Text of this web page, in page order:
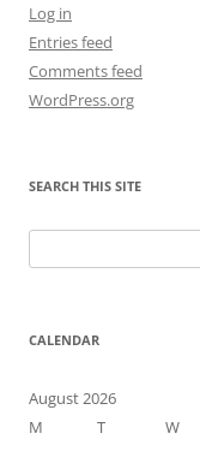
Log in
Entries feed
Comments feed
WordPress.org
SEARCH THIS SITE
for:
CALENDAR
August 2026
M
T W